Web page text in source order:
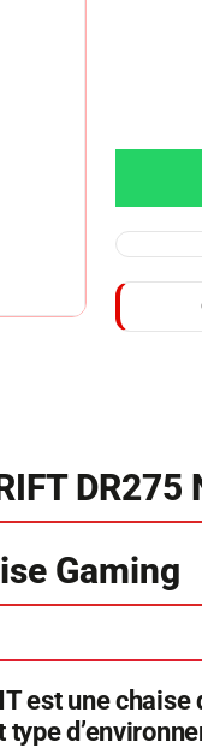
DR275
Gaming
est une